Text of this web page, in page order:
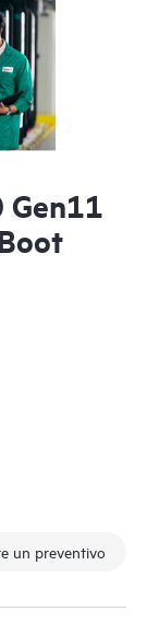
Gen11
un preventivo